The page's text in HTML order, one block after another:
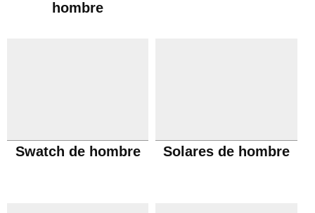
hombre
Swatch de hombre Solares de hombre